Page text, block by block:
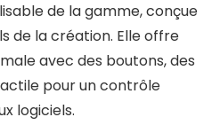
de la gamme, conçue
de la création. Elle offre
avec des boutons, des
pour un contrôle
logiciels.